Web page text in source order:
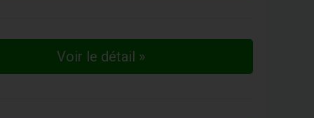
Voir le détail »